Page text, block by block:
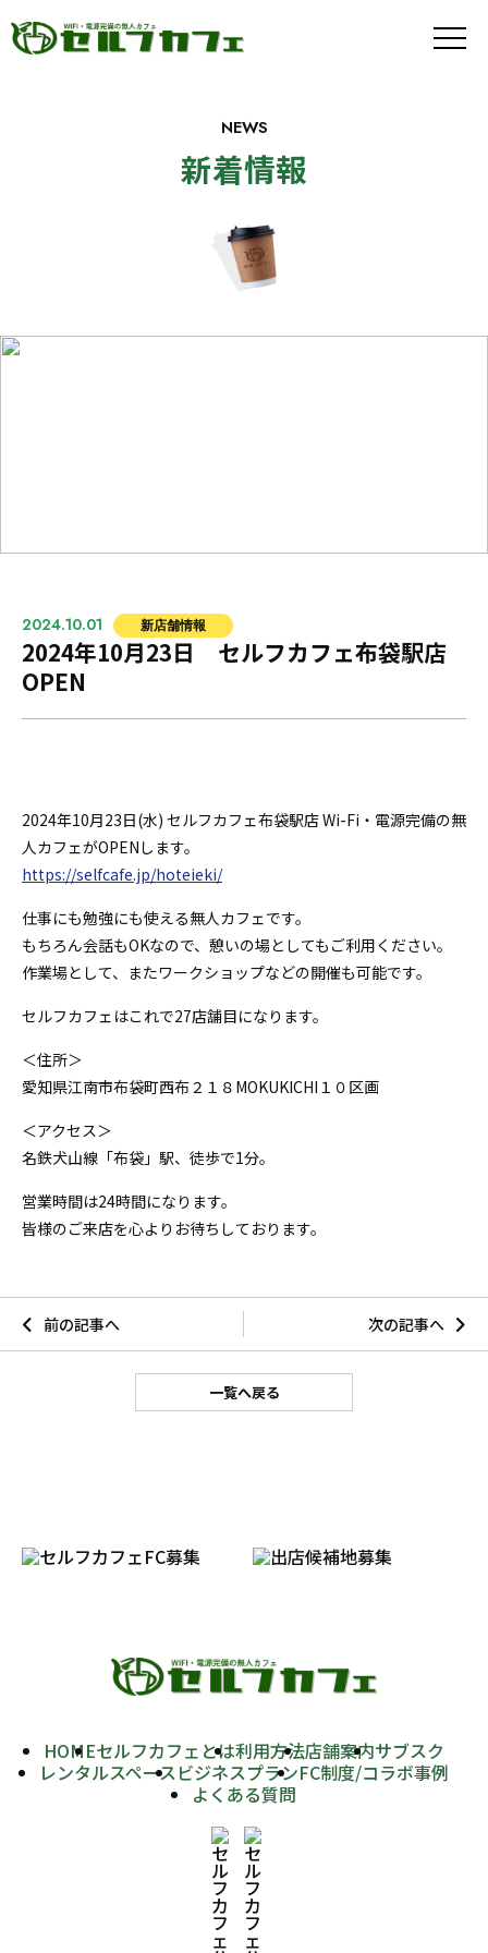
メ
NEWS
新着情報
2024.10.01 新店舗情報
2024年10月23日 セルフカフェ布袋駅店
OPEN
2024年10月23日(水) セルフカフェ布袋駅店 Wi-Fi・電源完備の無
人カフェがOPENします。
https://selfcafe.jp/hoteieki/
仕事にも勉強にも使える無人カフェです。
もちろん会話もOKなので、憩いの場としてもご利用ください。
作業場として、またワークショップなどの開催も可能です。
セルフカフェはこれで27店舗目になります。
＜住所＞
愛知県江南市布袋町西布２１８MOKUKICHI１０区画
＜アクセス＞
名鉄犬山線 「布袋」駅、徒歩で1分。
営業時間は24時間になります。
皆様のご来店を心よりお待ちしております。
前の記事へ 次の記事へ
一覧へ戻る
HOMEセルフカフェとは利用方法店舗案内サブスク
レンタルスペースビジネスプランFC制度/コラボ事例
よくある質問